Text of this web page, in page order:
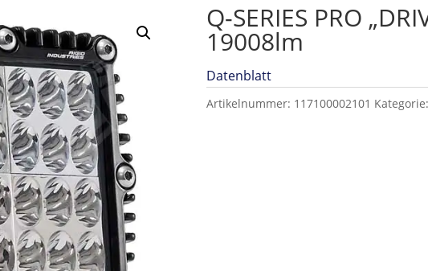
Q-SERIES PRO
19008lm
Datenblatt
Artikelnummer: 117100002101 Kategorie: